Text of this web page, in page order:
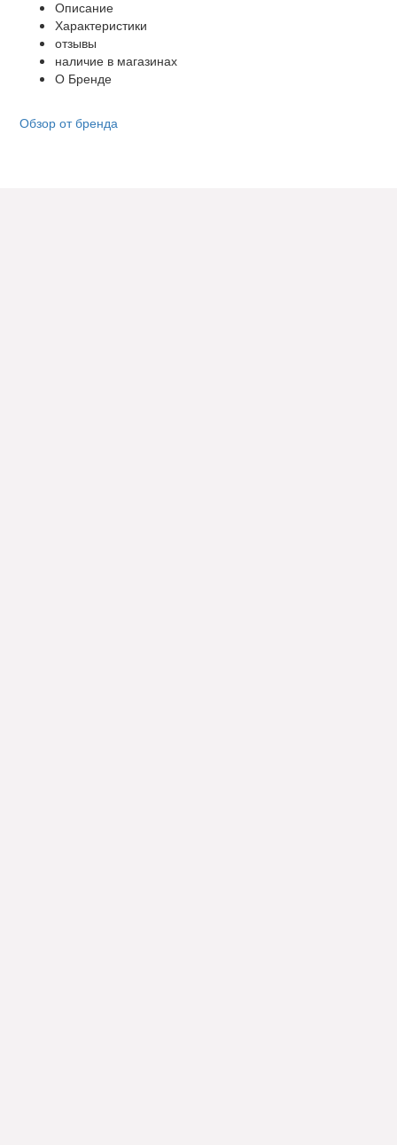
Описание
Характеристики
отзывы
наличие в магазинах
О Бренде
Обзор от бренда